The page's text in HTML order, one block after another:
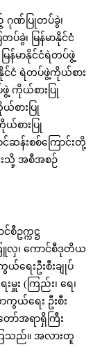
ဂုဏ်ပြုတပ်ခွဲ၊
ပ်ခွဲ၊ မြန်မာနိုင်ငံ
ြန်မာနိုင်ငံရဲတပ်ဖွဲ့
နိုင်ငံ ရဲတပ်ဖွဲ့ကိုယ်စား
ဖွဲ့ ကိုယ်စားပြု
စားပြု
ယ်စားပြု
ဆန်းစစ်ကြောင်းတို့
းသို့ အစီအစဉ်
ဥက္ကဋ္ဌ
ြူလှ၊ ကောင်စီဒုတိယ
ရေးဦးစီးချုပ်
း (ကြည်း၊ ရေ၊
ကွယ်ရေး ဦးစီး
ော်အရာရှိကြီး
ကြသည်။ အလားတူ